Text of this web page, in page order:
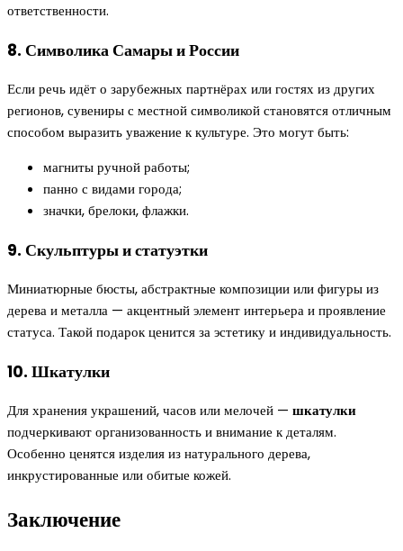
ответственности.
8. Символика Самары и России
Если речь идёт о зарубежных партнёрах или гостях из других
регионов, сувениры с местной символикой становятся отличным
способом выразить уважение к культуре. Это могут быть:
магниты ручной работы;
панно с видами города;
значки, брелоки, флажки.
9. Скульптуры и статуэтки
Миниатюрные бюсты, абстрактные композиции или фигуры из
дерева и металла — акцентный элемент интерьера и проявление
статуса. Такой подарок ценится за эстетику и индивидуальность.
10. Шкатулки
Для хранения украшений, часов или мелочей — шкатулки
подчеркивают организованность и внимание к деталям.
Особенно ценятся изделия из натурального дерева,
инкрустированные или обитые кожей.
Заключение